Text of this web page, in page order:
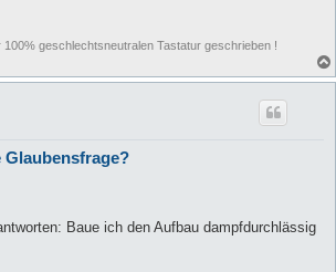
geschlechtsneutralen Tastatur geschrieben !
Glaubensfrage?
Baue ich den Aufbau dampfdurchlässig